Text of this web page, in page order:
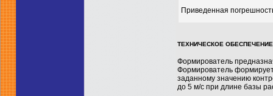
Приведенная
ТЕХНИЧЕСКОЕ ОБЕСПЕЧЕНИЕ
Формирователь
Формирователь формирует
заданному значению
до 5 м/с при длине базы